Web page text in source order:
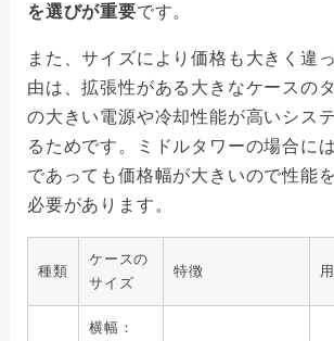
を選びが重要です。
また、サイズにより価格も大きく違
由は、拡張性がある大きなケースの
の大きい電源や冷却性能が高いシス
るためです。ミドルタワーの場合に
であっても価格幅が大きいので性能
必要があります。
種類
ケースの
サイズ
特徴
横幅：